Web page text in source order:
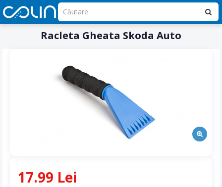
Racleta Gheata Skoda Auto
17.99 Lei